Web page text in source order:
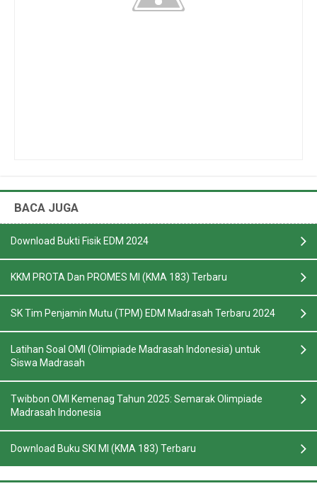
BACA JUGA
Download Bukti Fisik EDM 2024
KKM PROTA Dan PROMES MI (KMA 183) Terbaru
SK Tim Penjamin Mutu (TPM) EDM Madrasah Terbaru 2024
Latihan Soal OMI (Olimpiade Madrasah Indonesia) untuk
Siswa Madrasah
Twibbon OMI Kemenag Tahun 2025: Semarak Olimpiade
Madrasah Indonesia
Download Buku SKI MI (KMA 183) Terbaru